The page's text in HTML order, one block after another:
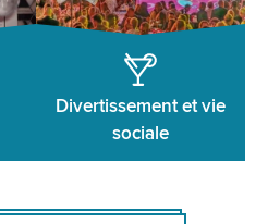
Divertissement et vie
sociale